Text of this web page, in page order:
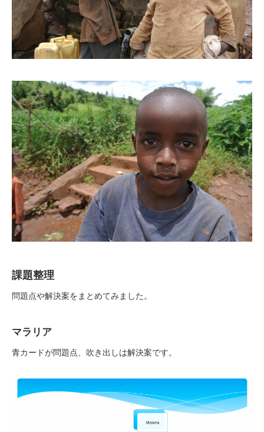
課題整理
問題点や解決案をまとめてみました。
マラリア
青カードが問題点、吹き出しは解決案です。